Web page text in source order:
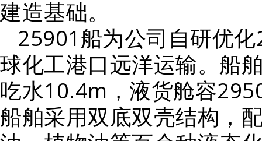
建造基础。
25901船为公司自研优
球化工港口远洋运输。船
吃水10.4m，液货舱容
船舶采用双底双壳结构，